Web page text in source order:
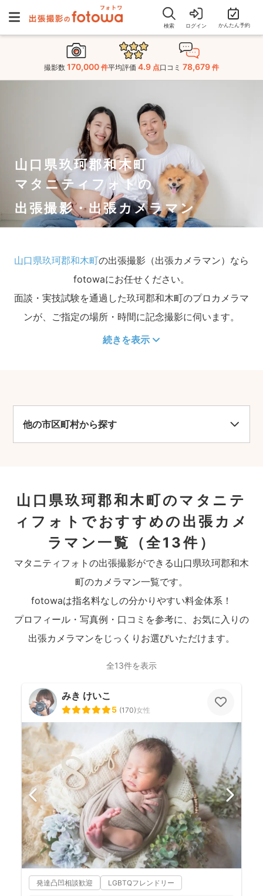
検索 ログイン かんたん予約
撮影数 170,000 件平均評価 4.9 点口コミ 78,679 件
山口県玖珂郡和木町
マタニティフォトの
出張撮影・出張カメラマン
山口県玖珂郡和木町の出張撮影（出張カメラマン）なら
fotowaにお任せください。
面談・実技試験を通過した玖珂郡和木町のプロカメラマ
ンが、ご指定の場所・時間に記念撮影に伺います。
続きを表示
他の市区町村から探す
山口県玖珂郡和木町のマタニテ
ィフォトでおすすめの出張カメ
ラマン一覧
（全13件）
マタニティフォトの出張撮影ができる山口県玖珂郡和木
町のカメラマン一覧です。
fotowaは指名料なしの分かりやすい料金体系！
プロフィール・写真例・口コミを参考に、お気に入りの
出張カメラマンをじっくりお選びいただけます。
全13件を表示
みき けいこ
5 (170)女性
発達凸凹相談歓迎 LGBTQフレンドリー